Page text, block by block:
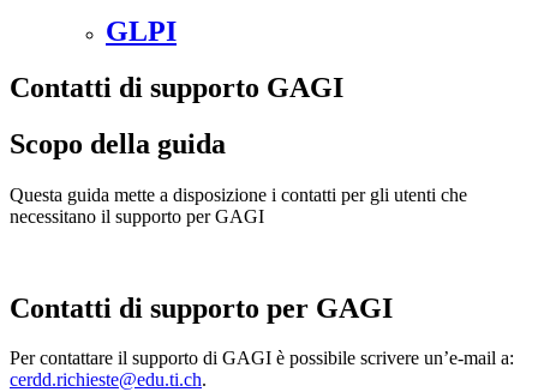
GLPI
Contatti di supporto GAGI
Scopo della guida
Questa guida mette a disposizione i contatti per gli utenti che
necessitano il supporto per GAGI
Contatti di supporto per GAGI
Per contattare il supporto di GAGI è possibile scrivere un’e-mail a:
cerdd.richieste@edu.ti.ch.